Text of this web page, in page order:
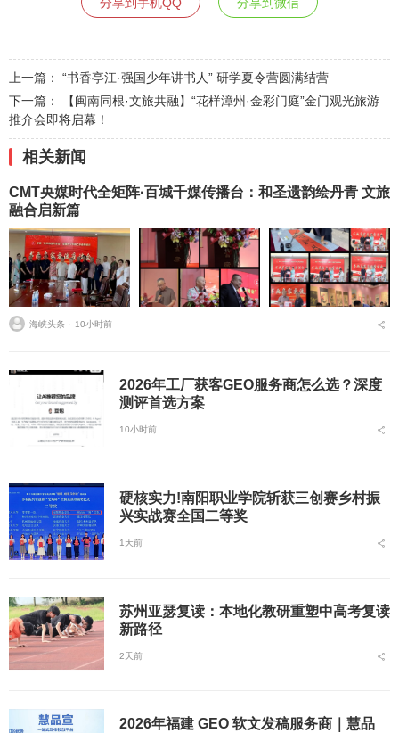
上一篇： “书香亭江·强国少年讲书人” 研学夏令营圆满结营
下一篇：
​【闽南同根·文旅共融】“花样漳州·金彩门庭”金门观光旅游
推介会即将启幕！
相关新闻
CMT央媒时代全矩阵·百城千媒传播台：和圣遗韵绘丹青 文旅
融合启新篇
海峡头条 ⋅ 10小时前
2026年工厂获客GEO服务商怎么选？深度
测评首选方案
10小时前
硬核实力!南阳职业学院斩获三创赛乡村振
兴实战赛全国二等奖
1天前
苏州亚瑟复读：本地化教研重塑中高考复读
新路径
2天前
2026年福建 GEO 软文发稿服务商｜慧品